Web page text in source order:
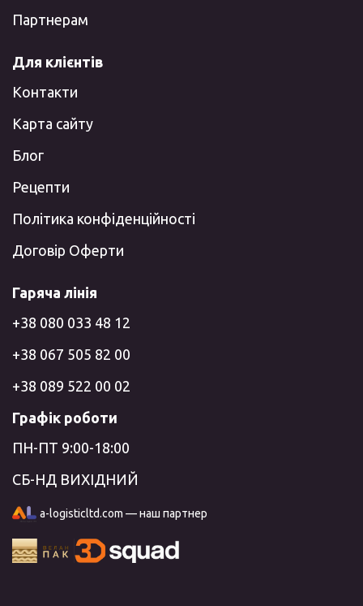
Партнерам
Для клієнтів
Контакти
Карта сайту
Блог
Рецепти
Політика конфіденційності
Договір Оферти
Гаряча лінія
+38 080 033 48 12
+38 067 505 82 00
+38 089 522 00 02
Графік роботи
ПН-ПТ 9:00-18:00
СБ-НД ВИХІДНИЙ
a-logisticltd.com — наш партнер